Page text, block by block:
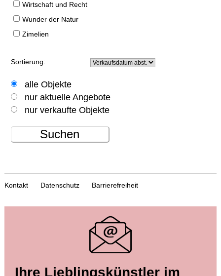
Wirtschaft und Recht
Wunder der Natur
Zimelien
Sortierung:
alle Objekte
nur aktuelle Angebote
nur verkaufte Objekte
Suchen
Kontakt Datenschutz Barrierefreiheit
Ihre Lieblingskünstler im